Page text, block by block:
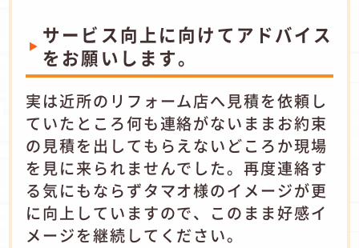
サービス向上に向けてアドバイス
をお願いします。
実は近所のリフォーム店へ見積を依頼し
ていたところ何も連絡がないままお約束
の見積を出してもらえないどころか現場
を見に来られませんでした。再度連絡す
る気にもならずタマオ様のイメージが更
に向上していますので、このまま好感イ
メージを継続してください。